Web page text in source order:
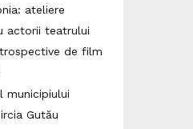
ateliere
actorii teatrului
de film
municipiului
Gutău